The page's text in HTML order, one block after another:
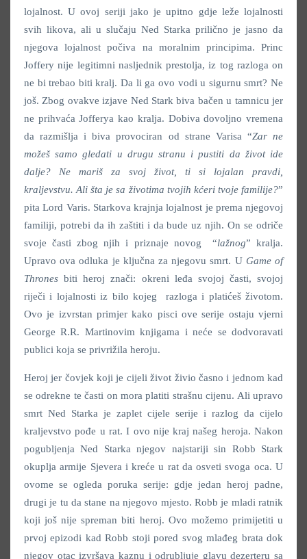
lojalnost. U ovoj seriji jako je upitno gdje leže lojalnosti
svih likova, ali u slučaju Ned Starka prilično je jasno da
njegova lojalnost počiva na moralnim principima. Princ
Joffery nije legitimni nasljednik prestolja, iz tog razloga on
ne bi trebao biti kralj. Da li ga ovo vodi u sigurnu smrt? Ne
još. Zbog ovakve izjave Ned Stark biva bačen u tamnicu jer
ne prihvaća Jofferya kao kralja. Dobiva dovoljno vremena
da razmišlja i biva provociran od strane Varisa “Zar ne
možeš samo gledati u drugu stranu i pustiti da život ide
dalje? Ne mariš za svoj život, ti si lojalan pravdi,
kraljevstvu. Ali šta je sa životima tvojih kćeri tvoje familije?”
pita Lord Varis. Starkova krajnja lojalnost je prema njegovoj
familiji, potrebi da ih zaštiti i da bude uz njih. On se odriče
svoje časti zbog njih i priznaje novog “lažnog” kralja.
Upravo ova odluka je ključna za njegovu smrt. UGame of
Thrones biti heroj znači: okreni leđa svojoj časti, svojoj
riječi i lojalnosti iz bilo kojeg razloga i platićeš životom.
Ovo je izvrstan primjer kako pisci ove serije ostaju vjerni
George R.R. Martinovim knjigama i neće se dodvoravati
publici koja se privrižila heroju.
Heroj jer čovjek koji je cijeli život živio časno i jednom kad
se odrekne te časti on mora platiti strašnu cijenu. Ali upravo
smrt Ned Starka je zaplet cijele serije i razlog da cijelo
kraljevstvo pođe u rat. I ovo nije kraj našeg heroja. Nakon
pogubljenja Ned Starka njegov najstariji sin Robb Stark
okuplja armije Sjevera i kreće u rat da osveti svoga oca. U
ovome se ogleda poruka serije: gdje jedan heroj padne,
drugi je tu da stane na njegovo mjesto. Robb je mladi ratnik
koji još nije spreman biti heroj. Ovo možemo primijetiti u
prvoj epizodi kad Robb stoji pored svog mlađeg brata dok
njegov otac izvršava kaznu i odrubljuje glavu dezerteru sa